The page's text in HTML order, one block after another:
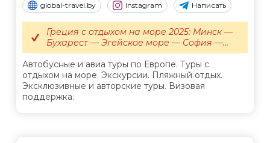
global-travel.by Instagram Написать
Автобусные и авиа туры по Европе. Туры с
отдыхом на море. Экскурсии. Пляжный отдых.
Эксклюзивные и авторские туры. Визовая
поддержка.
Греция с отдыхом на море 2025: Минск —
Бухарест — Эгейское море — София —...